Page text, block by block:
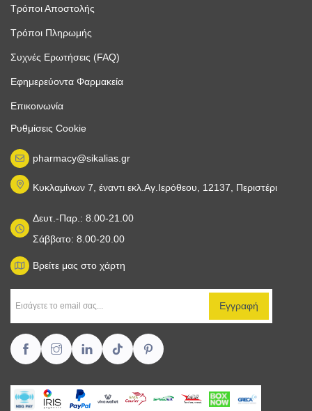
Τρόποι Αποστολής
Τρόποι Πληρωμής
Συχνές Ερωτήσεις (FAQ)
Εφημερεύοντα Φαρμακεία
Επικοινωνία
Ρυθμίσεις Cookie
pharmacy@sikalias.gr
Κυκλαμίνων 7, έναντι εκλ.Αγ.Ιερόθεου, 12137, Περιστέρι
Δευτ.-Παρ.: 8.00-21.00
Σάββατο: 8.00-20.00
Βρείτε μας στο χάρτη